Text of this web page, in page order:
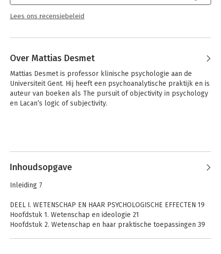
Lees ons recensiebeleid
Over Mattias Desmet
Mattias Desmet is professor klinische psychologie aan de
Universiteit Gent. Hij heeft een psychoanalytische praktijk en is
auteur van boeken als The pursuit of objectivity in psychology
en Lacan’s logic of subjectivity.
Inhoudsopgave
Inleiding 7
DEEL I. WETENSCHAP EN HAAR PSYCHOLOGISCHE EFFECTEN 19
Hoofdstuk 1. Wetenschap en ideologie 21
Hoofdstuk 2. Wetenschap en haar praktische toepassingen 39